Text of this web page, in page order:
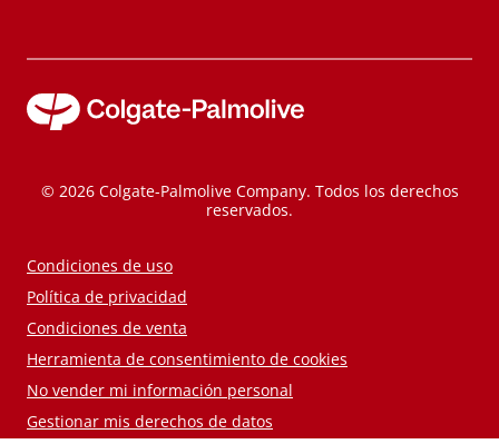
© 2026 Colgate-Palmolive Company. Todos los derechos
reservados.
Condiciones de uso
Política de privacidad
Condiciones de venta
Herramienta de consentimiento de cookies
No vender mi información personal
Gestionar mis derechos de datos